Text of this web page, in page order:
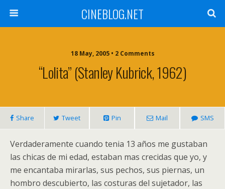
CINEBLOG.NET
18 May, 2005 • 2 Comments
“Lolita” (Stanley Kubrick, 1962)
Share Tweet Pin Mail SMS
Verdaderamente cuando tenia 13 años me gustaban
las chicas de mi edad, estaban mas crecidas que yo, y
me encantaba mirarlas, sus pechos, sus piernas, un
hombro descubierto, las costuras del sujetador, las